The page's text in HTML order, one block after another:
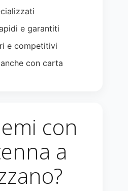
e garantiti
e competitivi
con carta
con
a